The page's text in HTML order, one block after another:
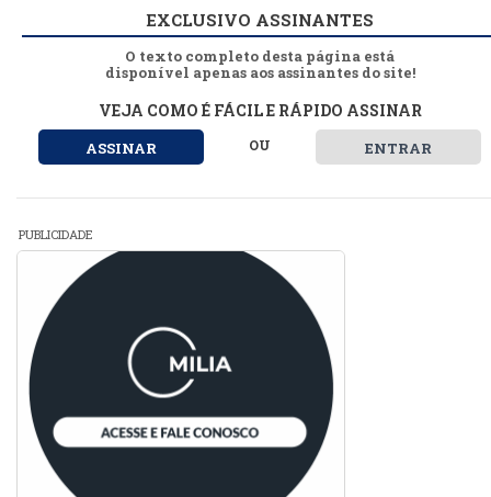
EXCLUSIVO ASSINANTES
O texto completo desta página está
disponível apenas aos assinantes do site!
VEJA COMO É FÁCIL E RÁPIDO ASSINAR
ASSINAR OU ENTRAR
PUBLICIDADE